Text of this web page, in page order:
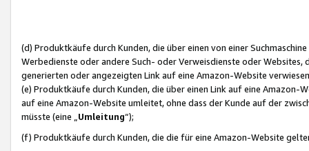
(d) Produktkäufe durch Kunden, die über einen von einer
Werbedienste oder andere Such- oder Verweisdienste oder Websites,
generierten oder angezeigten Link auf eine Amazon-Website
(e) Produktkäufe durch Kunden, die über einen Link auf eine
auf eine Amazon-Website umleitet, ohne dass der Kunde auf der
müsste (eine „ Umleitung“);
(f) Produktkäufe durch Kunden, die die für eine Amazon-Website